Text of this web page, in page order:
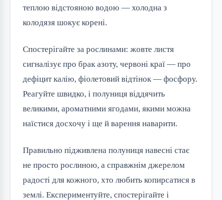
теплою відстояною водою — холодна з
колодязя шокує корені.
Спостерігайте за рослинами: жовте листя
сигналізує про брак азоту, червоні краї — про
дефіцит калію, фіолетовий відтінок — фосфору.
Реагуйте швидко, і полуниця віддячить
великими, ароматними ягодами, якими можна
наїстися досхочу і ще й варення наварити.
Правильно підживлена полуниця навесні стає
не просто рослиною, а справжнім джерелом
радості для кожного, хто любить копирсатися в
землі. Експериментуйте, спостерігайте і